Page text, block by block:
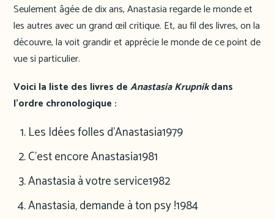
Seulement âgée de dix ans, Anastasia regarde le monde et
les autres avec un grand œil critique. Et, au fil des livres, on la
découvre, la voit grandir et apprécie le monde de ce point de
vue si particulier.
Voici la liste des livres deAnastasia Krupnikdans
l’ordre chronologique :
Les Idées folles d’Anastasia1979
C’est encore Anastasia1981
Anastasia à votre service1982
Anastasia, demande à ton psy !1984